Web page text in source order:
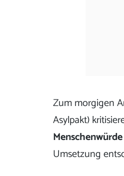
Zum morgigen
Asylpakt)
Umsetzung